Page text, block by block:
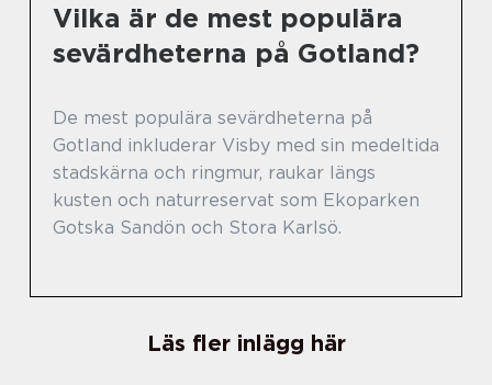
Vilka är de mest populära
sevärdheterna på Gotland?
De mest populära sevärdheterna på
Gotland inkluderar Visby med sin medeltida
stadskärna och ringmur, raukar längs
kusten och naturreservat som Ekoparken
Gotska Sandön och Stora Karlsö.
Läs fler inlägg här